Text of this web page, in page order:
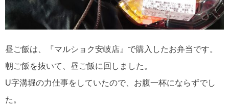
昼ご飯は、『マルショク安岐店』で購入したお弁当です。
朝ご飯を抜いて、昼ご飯に回しました。
U字溝堀の力仕事をしていたので、お腹一杯にならずでし
た。